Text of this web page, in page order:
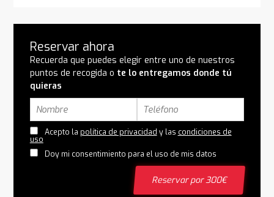
Reservar ahora
Recuerda que puedes elegir entre uno de nuestros
puntos de recogida o te lo entregamos donde tú
quieras
Acepto la política de privacidad y las condiciones de
uso
Doy mi consentimiento para el uso de mis datos
Reservar por 300€